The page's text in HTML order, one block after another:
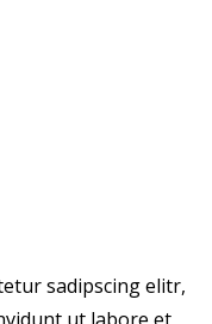
sadipscing elitr,